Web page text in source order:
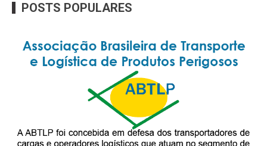
POSTS POPULARES